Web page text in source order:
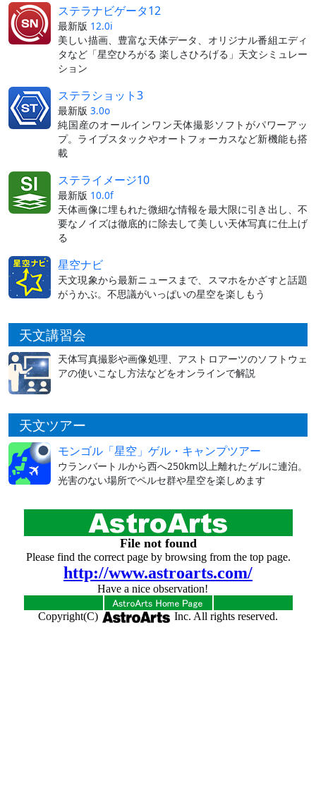
ステラナビゲータ12
最新版 12.0i
美しい描画、豊富な天体データ、オリジナル番組エディ
タなど「星空ひろがる 楽しさひろげる」天文シミュレー
ション
ステラショット3
最新版 3.0o
純国産のオールインワン天体撮影ソフトがパワーアッ
プ。ライブスタックやオートフォーカスなど新機能も搭
載
ステライメージ10
最新版 10.0f
天体画像に埋もれた微細な情報を最大限に引き出し、不
要なノイズは徹底的に除去して美しい天体写真に仕上げ
る
星空ナビ
天文現象から最新ニュースまで、スマホをかざすと話題
がうかぶ。不思議がいっぱいの星空を楽しもう
天文講習会
天体写真撮影や画像処理、アストロアーツのソフトウェ
アの使いこなし方法などをオンラインで解説
天文ツアー
モンゴル「星空」ゲル・キャンプツアー
ウランバートルから西へ250km以上離れたゲルに連泊。
光害のない場所でペルセ群や星空を楽しめます